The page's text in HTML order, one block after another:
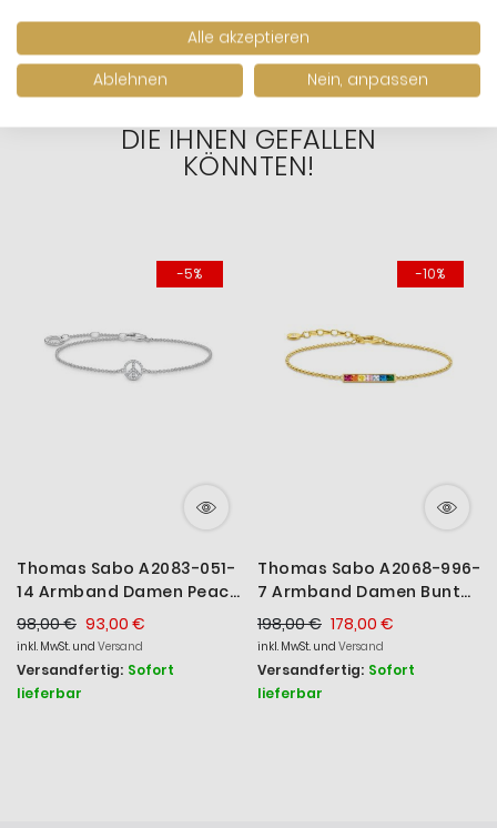
WIR HABEN ANDERE
DIE IHNEN GEFALLEN
KÖNNTEN!
-5%
Thomas Sabo A2083-051-
14 Armband Damen Peace
mit Weißen Steinen Silber
19 cm
93,00 €
98,00 €
inkl. MwSt. und Versand
Versandfertig: Sofort
lieferbar
-10%
Thomas Sabo A2068-996-
7 Armband Damen Bunte
Steine Silber Gelbgold
178,00 €
198,00 €
inkl. MwSt. und Versand
Versandfertig: Sofort
lieferbar
Alle akzeptieren
Ablehnen
Nein, anpassen